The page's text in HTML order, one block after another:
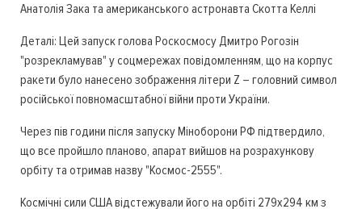
Анатолія Зака та американського астронавта Скотта Келлі
Деталі: Цей запуск голова Роскосмосу Дмитро Рогозін
"розрекламував" у соцмережах повідомленням, що на корпус
ракети було нанесено зображення літери Z – головний символ
російської повномасштабної війни проти України.
Через пів години після запуску Міноборони РФ підтвердило,
що все пройшло планово, апарат вийшов на розрахункову
орбіту та отримав назву "Космос-2555".
Космічні сили США відстежували його на орбіті 279х294 км з